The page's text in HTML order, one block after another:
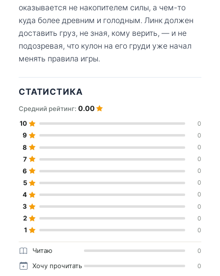
оказывается не накопителем силы, а чем-то
куда более древним и голодным. Линк должен
доставить груз, не зная, кому верить, — и не
подозревая, что кулон на его груди уже начал
менять правила игры.
СТАТИСТИКА
Средний рейтинг: 0.00
10 0
9 0
8 0
7 0
6 0
5 0
4 0
3 0
2 0
1 0
Читаю 0
Хочу прочитать 0